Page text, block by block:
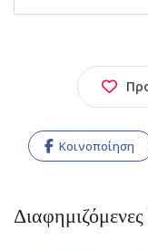
Κοινοποίηση
Διαφημιζόμενες